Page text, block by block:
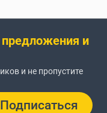
и
и не пропустите
Подписаться